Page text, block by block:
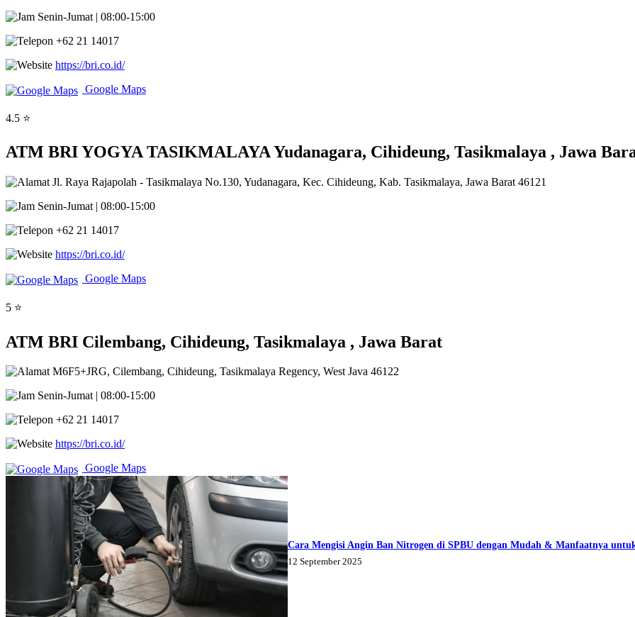
Senin-Jumat | 08:00-15:00
+62 21 14017
https://bri.co.id/
Google Maps
4.5 ⭐
ATM BRI YOGYA TASIKMALAYA Yudanagara, Cihideung, Tasikmalaya , Jawa
Jl. Raya Rajapolah - Tasikmalaya No.130, Yudanagara, Kec. Cihideung, Kab. Tasikmalaya, Jawa Barat 46121
Senin-Jumat | 08:00-15:00
+62 21 14017
https://bri.co.id/
Google Maps
5 ⭐
ATM BRI Cilembang, Cihideung, Tasikmalaya , Jawa Barat
M6F5+JRG, Cilembang, Cihideung, Tasikmalaya Regency, West Java 46122
Senin-Jumat | 08:00-15:00
+62 21 14017
https://bri.co.id/
Google Maps
Cara Mengisi Angin Ban Nitrogen di SPBU dengan Mudah & Manfaatnya
12 September 2025